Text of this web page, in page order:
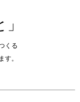
くる
。